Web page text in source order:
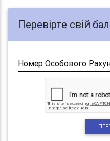
Перевірте свій
Номер Особового